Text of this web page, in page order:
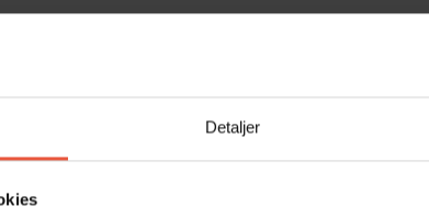
Detaljer
Område